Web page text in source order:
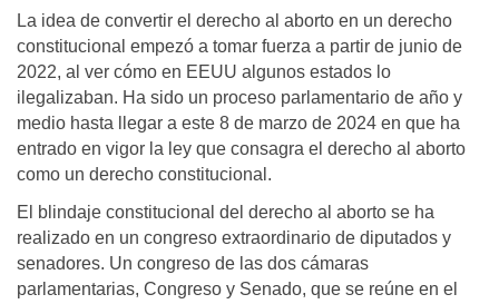
La idea de convertir el derecho al aborto en un derecho
constitucional empezó a tomar fuerza a partir de junio de
2022, al ver cómo en EEUU algunos estados lo
ilegalizaban. Ha sido un proceso parlamentario de año y
medio hasta llegar a este 8 de marzo de 2024 en que ha
entrado en vigor la ley que consagra el derecho al aborto
como un derecho constitucional.
El blindaje constitucional del derecho al aborto se ha
realizado en un congreso extraordinario de diputados y
senadores. Un congreso de las dos cámaras
parlamentarias, Congreso y Senado, que se reúne en el